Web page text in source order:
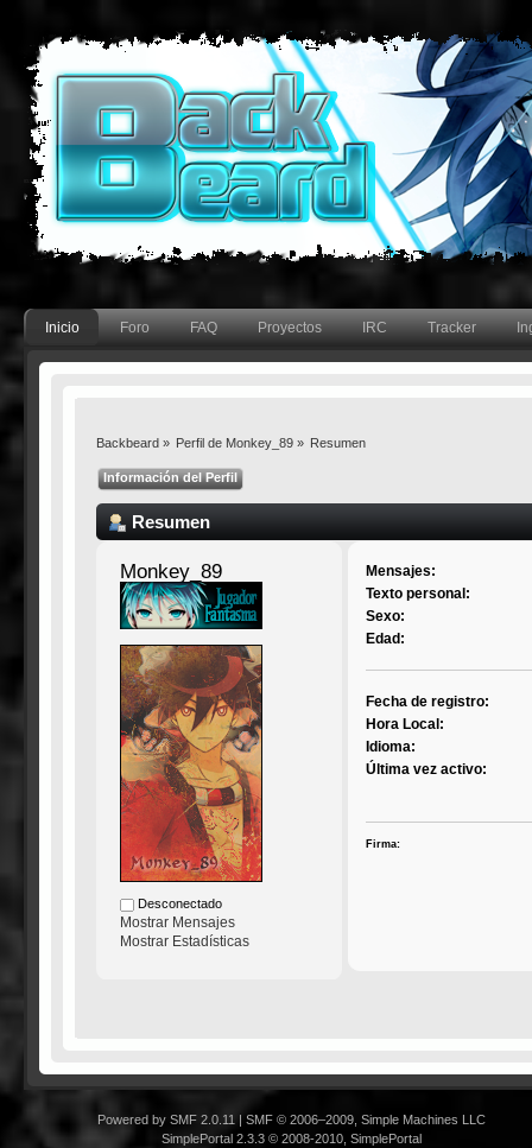
Inicio Foro FAQ Proyectos IRC Tracker
Backbeard» Perfil de Monkey_89» Resumen
Información del Perfil
Resumen
Monkey_89
Desconectado
Mostrar Mensajes
Mostrar Estadísticas
Mensajes:
Texto personal:
Sexo:
Edad:
Fecha de registro:
Hora Local:
Idioma:
Última vez activo:
Firma:
Powered by SMF 2.0.11
SMF © 2006–2009, Simple Machines LLC
SimplePortal 2.3.3 © 2008-2010, SimplePortal